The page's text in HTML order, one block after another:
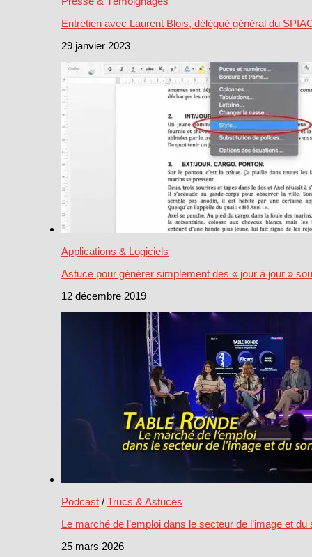
Entretien avec Laurent Blois, délégué général du
29 janvier 2023
Applications & Logiciels
Astuce pour générer simplement des « jour à jour »
12 décembre 2019
Podcast / Trucs & Astuces
Le marché de l’emploi dans le secteur de l’image et du
25 mars 2026